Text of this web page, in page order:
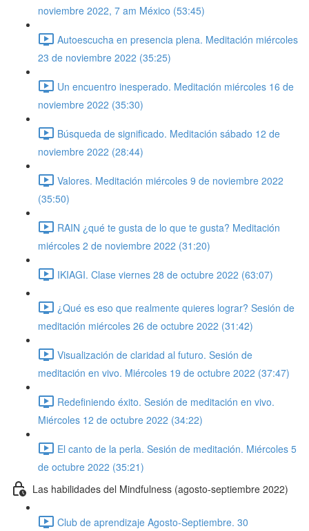
noviembre 2022, 7 am México (53:45)
Autoescucha en presencia plena. Meditación miércoles
23 de noviembre 2022 (35:25)
Un encuentro inesperado. Meditación miércoles 16 de
noviembre 2022 (35:30)
Búsqueda de significado. Meditación sábado 12 de
noviembre 2022 (28:44)
Valores. Meditación miércoles 9 de noviembre 2022
(35:50)
RAIN ¿qué te gusta de lo que te gusta? Meditación
miércoles 2 de noviembre 2022 (31:20)
IKIAGI. Clase viernes 28 de octubre 2022 (63:07)
¿Qué es eso que realmente quieres lograr? Sesión de
meditación miércoles 26 de octubre 2022 (31:42)
Visualización de claridad al futuro. Sesión de
meditación en vivo. Miércoles 19 de octubre 2022 (37:47)
Redefiniendo éxito. Sesión de meditación en vivo.
Miércoles 12 de octubre 2022 (34:22)
El canto de la perla. Sesión de meditación. Miércoles 5
de octubre 2022 (35:21)
Las habilidades del Mindfulness (agosto-septiembre 2022)
Club de aprendizaje Agosto-Septiembre. 30